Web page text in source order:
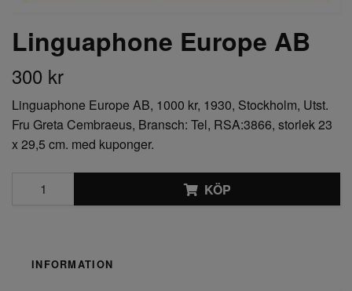
Linguaphone Europe AB
300 kr
Linguaphone Europe AB, 1000 kr, 1930, Stockholm, Utst.
Fru Greta Cembraeus, Bransch: Tel, RSA:3866, storlek 23
x 29,5 cm. med kuponger.
KÖP
INFORMATION